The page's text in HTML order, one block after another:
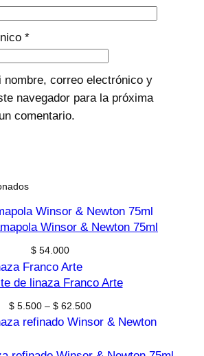
*
nombre, correo electrónico y
navegador para la próxima
comentario.
Winsor & Newton 75ml
$ 54.000
de linaza Franco Arte
$ 5.500 – $ 62.500Price
range:
through